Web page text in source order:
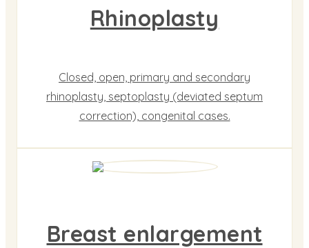
Rhinoplasty
Closed, open, primary and secondary
rhinoplasty, septoplasty (deviated septum
correction), congenital cases.
Breast enlargement